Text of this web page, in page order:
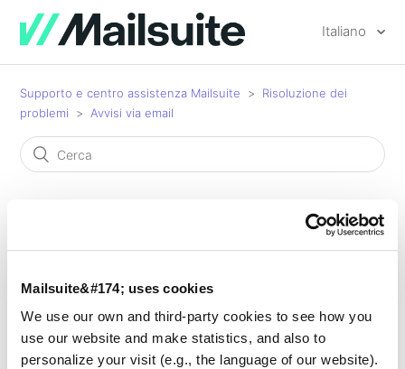
Mailsuite&#174; uses cookies
We use our own and third-party cookies to see how you
use our website and make statistics, and also to
personalize your visit (e.g., the language of our website).
Italiano
Supporto e centro assistenza Mailsuite
Risoluzione dei
problemi
Avvisi via email
Avvisi via email
Come smettere di ricevere avvisi via email
Avvisi email disattivati ma continui a riceverli